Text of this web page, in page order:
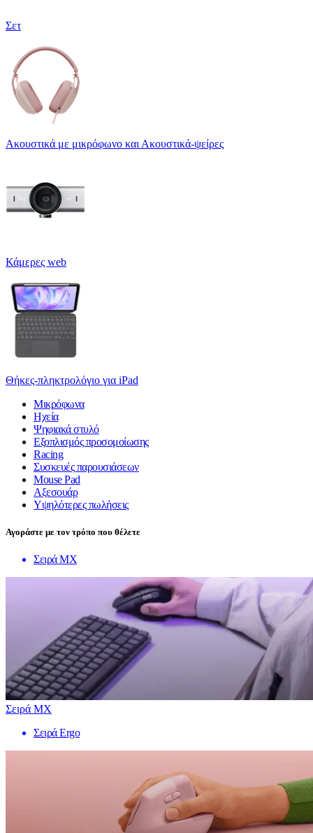
Σετ
Ακουστικά με μικρόφωνο και Ακουστικά-ψείρες
Κάμερες web
Θήκες-πληκτρολόγιο για iPad
Μικρόφωνα
Ηχεία
Ψηφιακά στυλό
Εξοπλισμός προσομοίωσης
Racing
Συσκευές παρουσιάσεων
Mouse Pad
Αξεσουάρ
Υψηλότερες πωλήσεις
Αγοράστε με τον τρόπο που θέλετε
Σειρά MX
Σειρά MX
Σειρά Ergo